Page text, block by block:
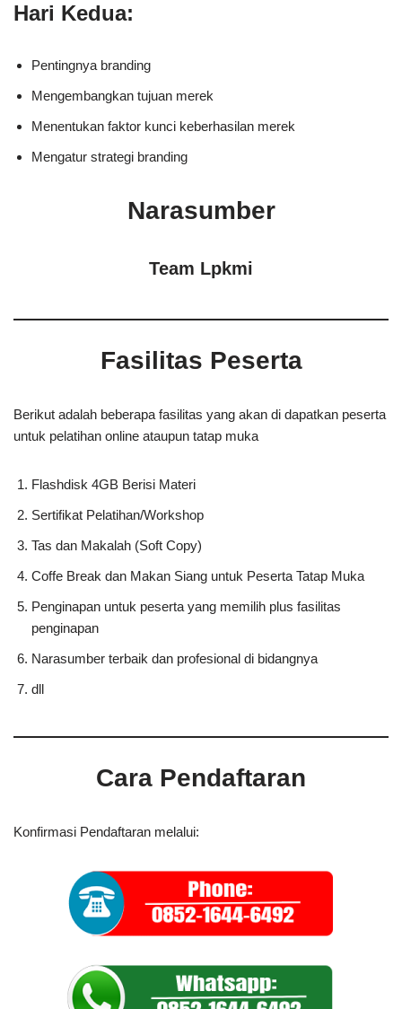
Hari Kedua:
Pentingnya branding
Mengembangkan tujuan merek
Menentukan faktor kunci keberhasilan merek
Mengatur strategi branding
Narasumber
Team Lpkmi
Fasilitas Peserta
Berikut adalah beberapa fasilitas yang akan di dapatkan peserta
untuk pelatihan online ataupun tatap muka
Flashdisk 4GB Berisi Materi
Sertifikat Pelatihan/Workshop
Tas dan Makalah (Soft Copy)
Coffe Break dan Makan Siang untuk Peserta Tatap Muka
Penginapan untuk peserta yang memilih plus fasilitas
penginapan
Narasumber terbaik dan profesional di bidangnya
dll
Cara Pendaftaran
Konfirmasi Pendaftaran melalui: